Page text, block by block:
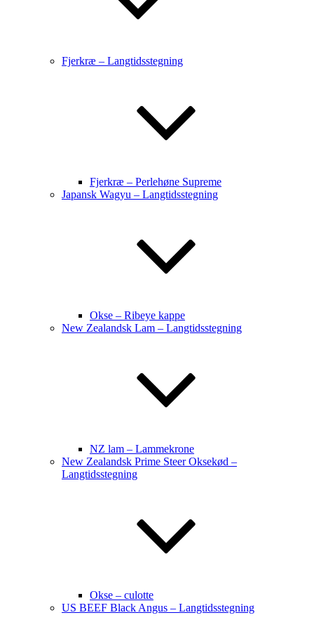
Fjerkræ – Langtidsstegning
Fjerkræ – Perlehøne Supreme
Japansk Wagyu – Langtidsstegning
Okse – Ribeye kappe
New Zealandsk Lam – Langtidsstegning
NZ lam – Lammekrone
New Zealandsk Prime Steer Oksekød –
Langtidsstegning
Okse – culotte
US BEEF Black Angus – Langtidsstegning